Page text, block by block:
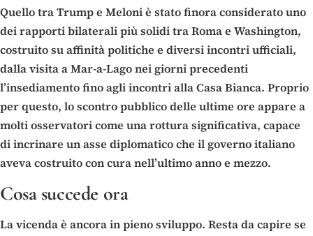
Quello tra Trump e Meloni è stato finora considerato uno
dei rapporti bilaterali più solidi tra Roma e Washington,
costruito su affinità politiche e diversi incontri ufficiali,
dalla visita a Mar-a-Lago nei giorni precedenti
l’insediamento fino agli incontri alla Casa Bianca. Proprio
per questo, lo scontro pubblico delle ultime ore appare a
molti osservatori come una rottura significativa, capace
di incrinare un asse diplomatico che il governo italiano
aveva costruito con cura nell’ultimo anno e mezzo.
Cosa succede ora
La vicenda è ancora in pieno sviluppo. Resta da capire se